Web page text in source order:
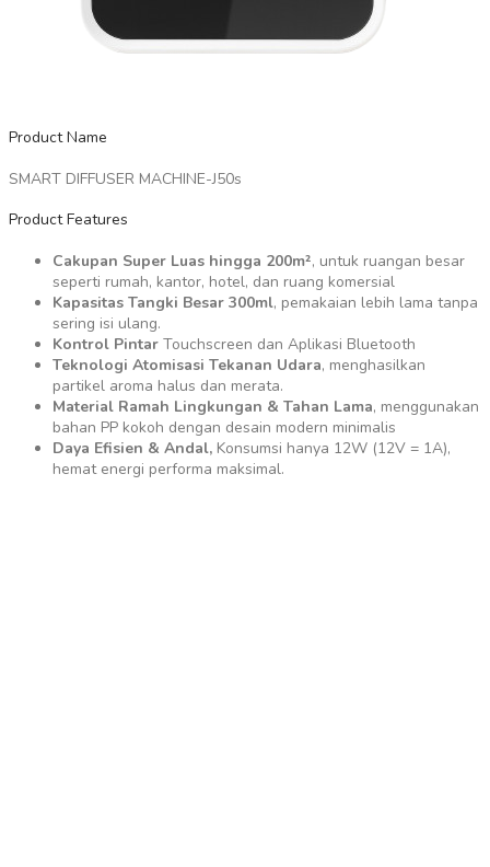
Product Name
SMART DIFFUSER MACHINE-J50s
Product Features
Cakupan Super Luas hingga 200m², untuk ruangan besar
seperti rumah, kantor, hotel, dan ruang komersial
Kapasitas Tangki Besar 300ml, pemakaian lebih lama tanpa
sering isi ulang.
Kontrol Pintar Touchscreen dan Aplikasi Bluetooth
Teknologi Atomisasi Tekanan Udara, menghasilkan
partikel aroma halus dan merata.
Material Ramah Lingkungan & Tahan Lama, menggunakan
bahan PP kokoh dengan desain modern minimalis
Daya Efisien & Andal, Konsumsi hanya 12W (12V = 1A),
hemat energi performa maksimal.